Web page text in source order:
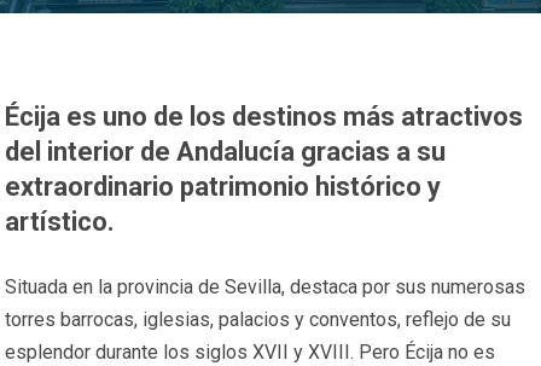
Écija es uno de los destinos más atractivos
del interior de Andalucía gracias a su
extraordinario patrimonio histórico y
artístico.
Situada en la provincia de Sevilla, destaca por sus numerosas
torres barrocas, iglesias, palacios y conventos, reflejo de su
esplendor durante los siglos XVII y XVIII. Pero Écija no es